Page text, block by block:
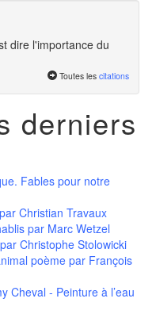
dire l'importance du
Toutes les citations
derniers
Fables pour notre
par Christian Travaux
par Marc Wetzel
par Christophe Stolowicki
poème par François
Cheval - Peinture à l’eau